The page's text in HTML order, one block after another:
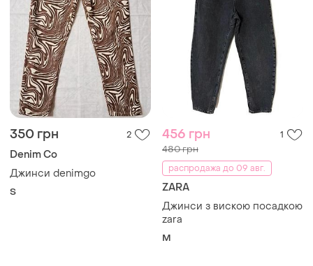
350 грн 2
Denim Co
Джинси denimgo
S
456 грн 1
480 грн
распродажа до 09 авг.
ZARA
Джинси з вискою посадкою
zara
M